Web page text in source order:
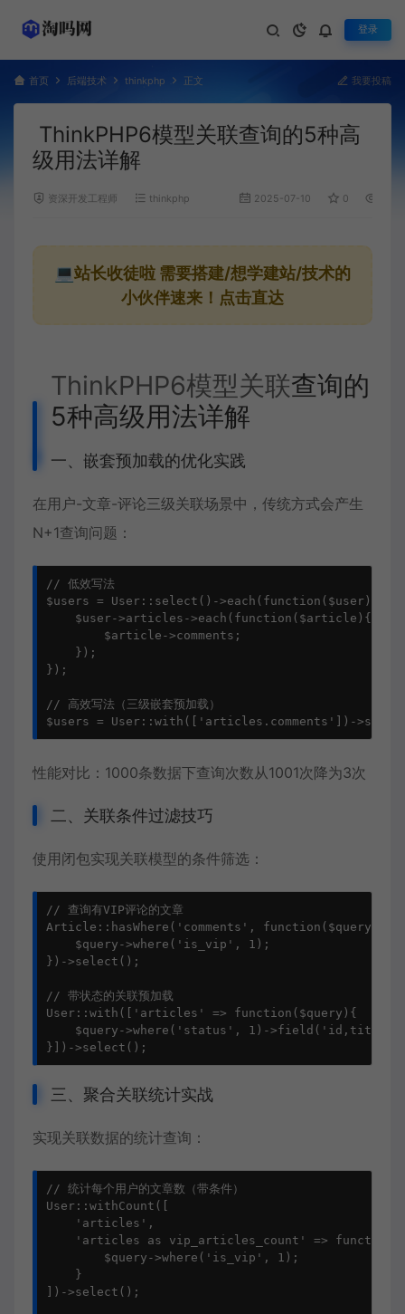
登录
首页 后端技术 thinkphp 正文 我要投稿
ThinkPHP6模型关联查询的5种高
级用法详解
资深开发工程师 thinkphp 2025-07-10 0
💻站长收徒啦 需要搭建/想学建站/技术的
小伙伴速来！点击直达
ThinkPHP6模型关联查询的
5种高级用法详解
一、嵌套预加载的优化实践
在用户-文章-评论三级关联场景中，传统方式会产生
N+1查询问题：
// 低效写法
$users = User::select()->each(function($user){
    $user->articles->each(function($article){
        $article->comments;
    });
});
// 高效写法（三级嵌套预加载）
$users = User::with(['articles.comments'])-
性能对比：1000条数据下查询次数从1001次降为3次
二、关联条件过滤技巧
使用闭包实现关联模型的条件筛选：
// 查询有VIP评论的文章
Article::hasWhere('comments', function($query){
    $query->where('is_vip', 1);
})->select();
// 带状态的关联预加载
User::with(['articles' => function($query){
$query->where('status', 1)-
}])->select();
三、聚合关联统计实战
实现关联数据的统计查询：
// 统计每个用户的文章数（带条件）
User::withCount([
    'articles',
'articles as vip_articles_count' =>
        $query->where('is_vip', 1);
    }
])->select();